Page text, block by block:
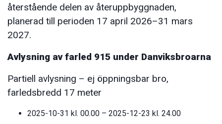
återstående delen av återuppbyggnaden,
planerad till perioden 17 april 2026–31 mars
2027.
Avlysning av farled 915 under Danviksbroarna
Partiell avlysning – ej öppningsbar bro,
farledsbredd 17 meter
2025-10-31 kl. 00.00 – 2025-12-23 kl. 24.00